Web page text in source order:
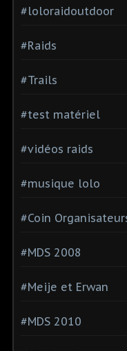
#loloraidoutdoor
#Raids
#Trails
#test matériel
#vidéos raids
#musique lolo
#Coin
#MDS 2008
#Meije et Erwan
#MDS 2010